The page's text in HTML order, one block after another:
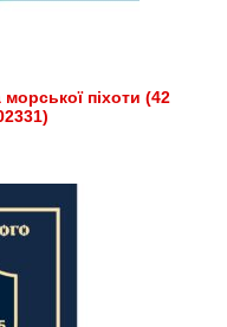
піхоти (42